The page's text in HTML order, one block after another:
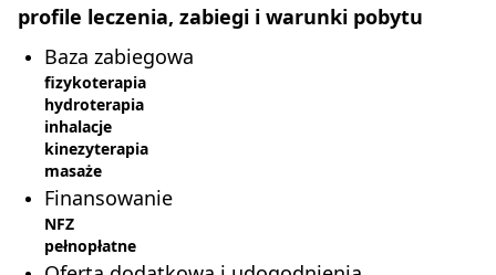
profile leczenia, zabiegi i warunki pobytu
Baza zabiegowa
fizykoterapia
hydroterapia
inhalacje
kinezyterapia
masaże
Finansowanie
NFZ
pełnopłatne